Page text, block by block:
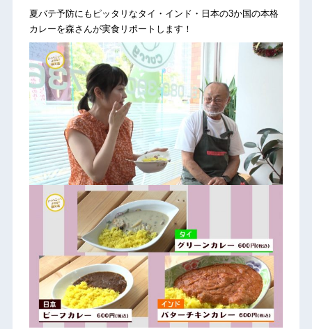
夏バテ予防にもピッタリなタイ・インド・日本の3か国の本格
カレーを森さんが実食リポートします！